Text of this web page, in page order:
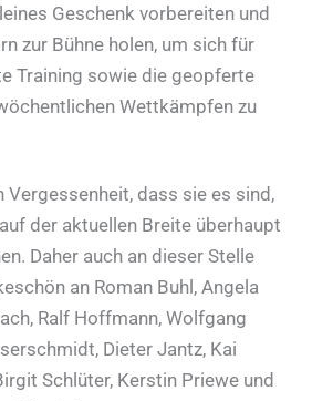
Geschenk vorbereiten und
zur Bühne holen, um sich für
Training sowie die geopferte
Wettkämpfen zu
Vergessenheit, dass sie es sind,
der aktuellen Breite überhaupt
Daher auch an dieser Stelle
an Roman Buhl, Angela
Ralf Hoffmann, Wolfgang
Dieter Jantz, Kai
Schlüter, Kerstin Priewe und